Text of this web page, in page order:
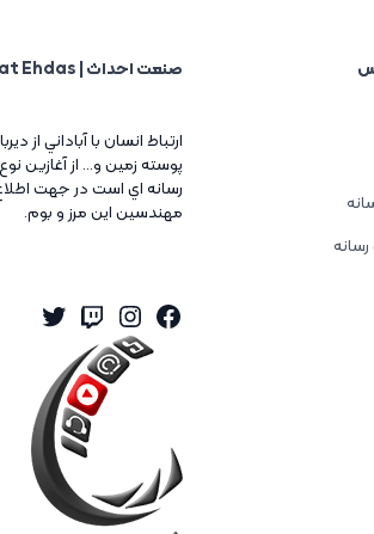
صنعت احداث | Sanat Ehdas
ارتباط انسان با آباداني از
پوسته زمين و... از آغازين
رسانه اي است در جهت
مهندسين اين مرز و بوم.
Facebook
Instagram
Twitch